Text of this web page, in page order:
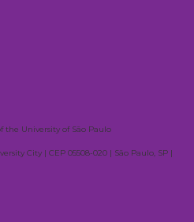
the University of São Paulo
City | CEP 05508-020 | São Paulo, SP |